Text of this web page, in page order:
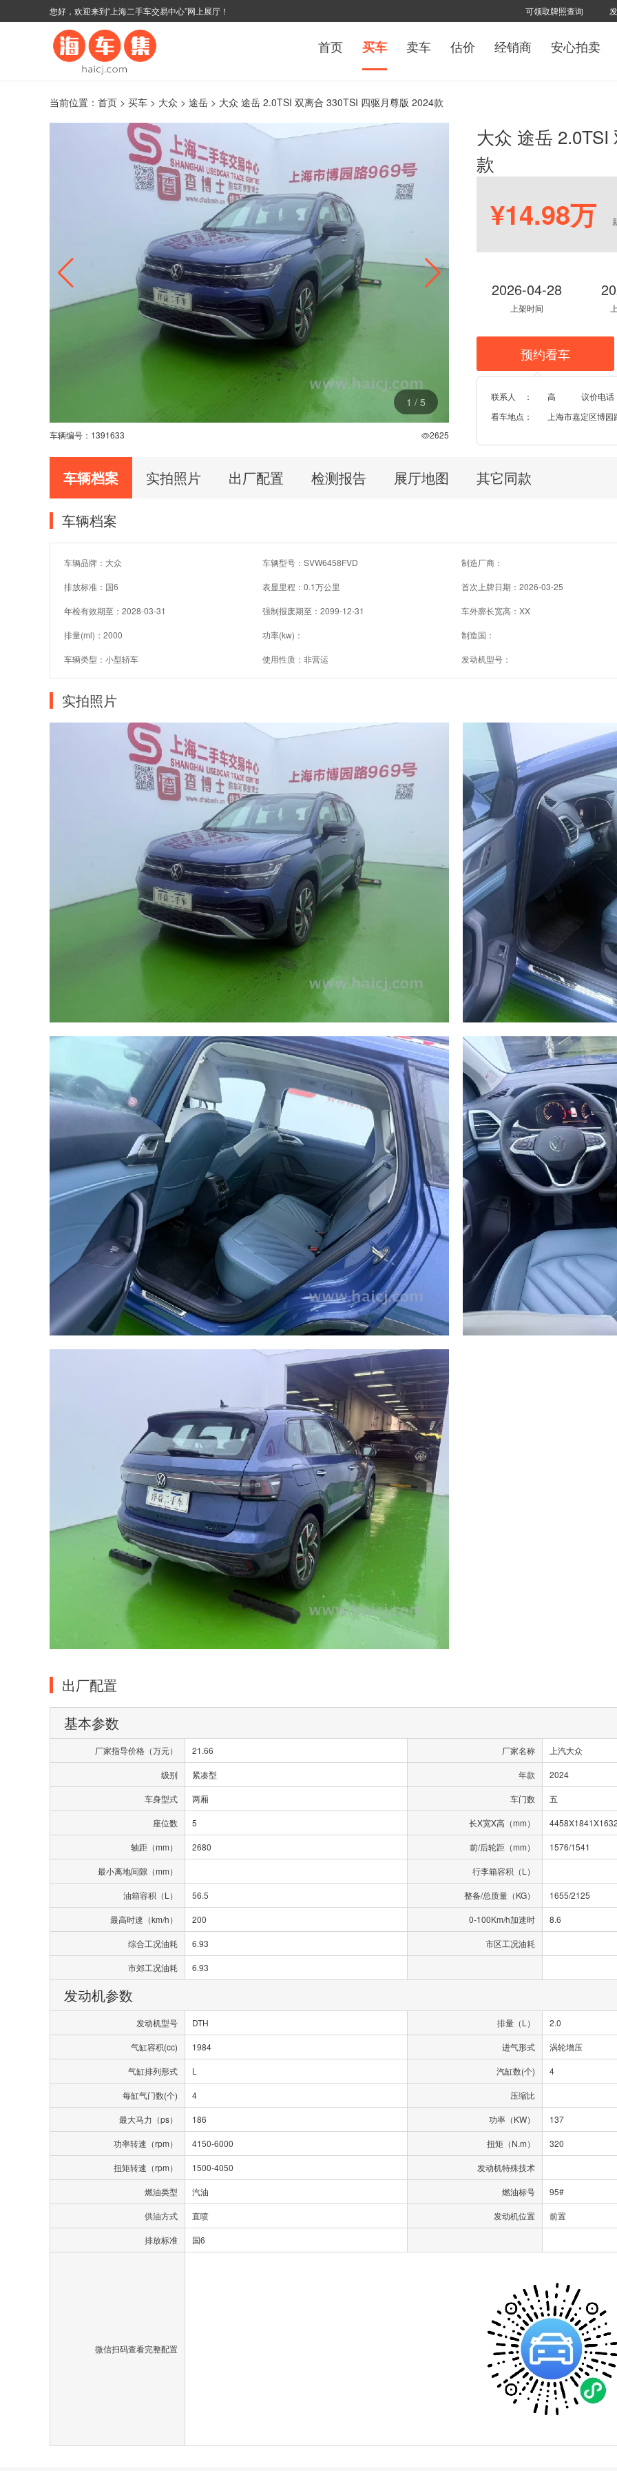
您好，欢迎来到“上海二手车交易中心”网上展厅！ 可领取牌照查询
首页 买车 卖车 估价 经销商 安心拍卖
当前位置： 首页 > 买车 > 大众 > 途岳 > 大众 途岳 2.0TSI 双离合 330TSI 四驱月尊版 2024款
1 / 5
车辆编号： 1391633 2625
大众 途岳 2.0TSI
款
¥14.98万
2026-04-28
上架时间
预约看车
联系人 ： 高
议价电话
看车地点：
上海市嘉定区博
车辆档案 实拍照片 出厂配置 检测报告 展厅地图 其它同款
车辆档案
车辆品牌：大众 车辆型号：SVW6458FVD 制造厂商：
排放标准：国6 表显里程：0.1万公里 首次上牌日期：2026-03-25
年检有效期至：2028-03-31 强制报废期至：2099-12-31 车外廓长宽高：XX
排量(ml)：2000 功率(kw)： 制造国：
车辆类型：小型轿车 使用性质：非营运 发动机型号：
实拍照片
出厂配置
基本参数
厂家指导价格（万元） 21.66 厂家名称 上汽大众
级别 紧凑型 年款 2024
车身型式 两厢 车门数 五
座位数 5 长X宽X高（mm）
轴距（mm） 2680 前/后轮距（mm） 1576/1541
最小离地间隙（mm） 行李箱容积（L）
油箱容积（L） 56.5 整备/总质量（KG） 1655/2125
最高时速（km/h） 200 0-100Km/h加速时 8.6
综合工况油耗 6.93 市区工况油耗
市郊工况油耗 6.93
发动机参数
发动机型号 DTH 排量（L） 2.0
气缸容积(cc) 1984 进气形式 涡轮增压
气缸排列形式 L 汽缸数(个) 4
每缸气门数(个) 4 压缩比
最大马力（ps） 186 功率（KW） 137
功率转速（rpm） 4150-6000 扭矩（N.m） 320
扭矩转速（rpm） 1500-4050 发动机特殊技术
燃油类型 汽油 燃油标号 95#
供油方式 直喷 发动机位置 前置
排放标准 国6
微信扫码查看完整配置